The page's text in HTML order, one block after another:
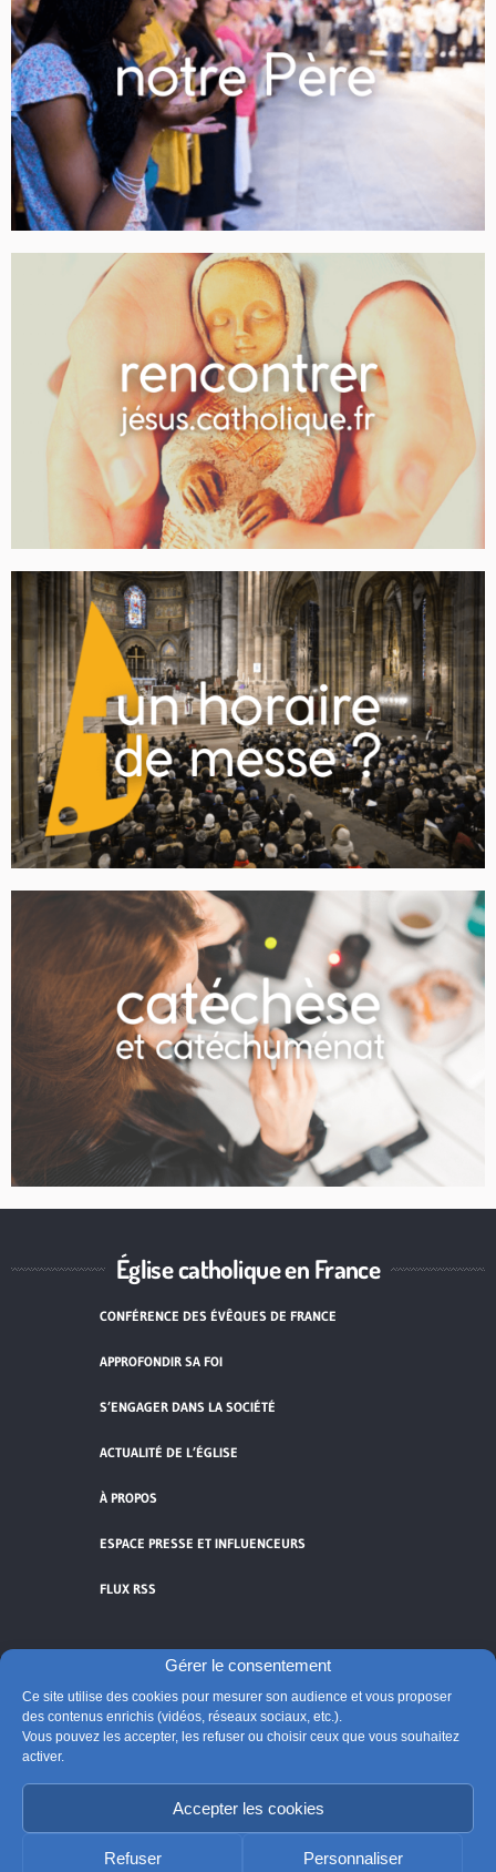
Gérer le consentement
Ce site utilise des cookies pour mesurer son audience et vous proposer
des contenus enrichis (vidéos, réseaux sociaux, etc.).
Vous pouvez les accepter, les refuser ou choisir ceux que vous souhaitez
activer.
Accepter les cookies
Refuser Personnaliser
Église catholique en France
CONFÉRENCE DES ÉVÊQUES DE FRANCE
APPROFONDIR SA FOI
S’ENGAGER DANS LA SOCIÉTÉ
ACTUALITÉ DE L’ÉGLISE
À PROPOS
ESPACE PRESSE ET INFLUENCEURS
FLUX RSS
Cliquez pour accepter les cookies de
vidéos et réseaux sociaux et activer ce
Suivre @Eglisecatho